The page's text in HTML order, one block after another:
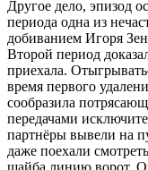
Другое дело, эпизод
периода одна из
добиванием Игоря
Второй период
приехала.
время первого
сообразила
передачами
партнёры вывели на
даже поехали
шайба линию ворот.